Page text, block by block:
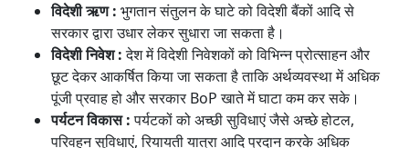
विदेशी ऋण : भुगतान संतुलन के घाटे को विदेशी बैंकों आदि से
सरकार द्वारा उधार लेकर सुधारा जा सकता है।
विदेशी निवेश :देश में विदेशी निवेशकों को विभिन्न प्रोत्साहन और
छूट देकर आकर्षित किया जा सकता है ताकि अर्थव्यवस्था में अधिक
पूंजी प्रवाह हो और सरकार BoP खाते में घाटा कम कर सके।
पर्यटन विकास :पर्यटकों को अच्छी सुविधाएं जैसे अच्छे होटल,
परिवहन सुविधाएं, रियायती यात्रा आदि प्रदान करके अधिक